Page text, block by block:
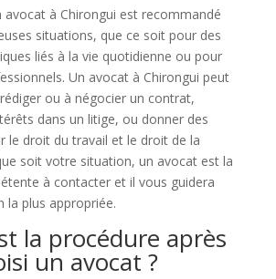
avocat à Chirongui est recommandé
situations, que ce soit pour des
liés à la vie quotidienne ou pour
Un avocat à Chirongui peut
ou à négocier un contrat,
dans un litige, ou donner des
le droit du travail et le droit de la
soit votre situation, un avocat est la
à contacter et il vous guidera
la plus appropriée.
la procédure après
un avocat ?